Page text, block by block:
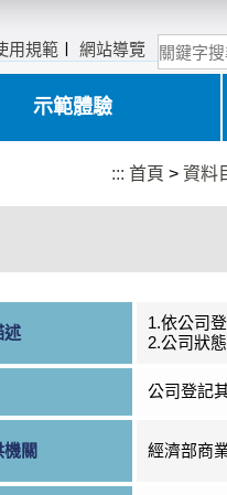
用規範 〡網站導覽
示範體驗
::: 首頁 >資料
述
1.依公司
2.公司狀
公司登記
關 經濟部商